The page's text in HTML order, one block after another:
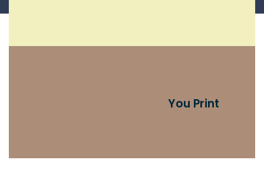
You Print